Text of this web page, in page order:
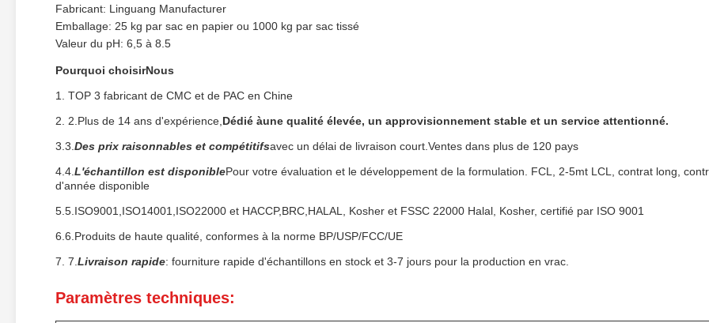
Fabricant: Linguang Manufacturer
Emballage: 25 kg par sac en papier ou 1000 kg par sac tissé
Valeur du pH: 6,5 à 8.5
Pourquoi choisirNous
1. TOP 3 fabricant de CMC et de PAC en Chine
2. 2.Plus de 14 ans d'expérience, Dédié àune qualité élevée, un approvisionnement stable et un service attentionné.
3.3. Des prix raisonnables et compétitifsavec un délai de livraison court.Ventes dans plus de 120 pays
4.4. L'échantillon est disponiblePour votre évaluation et le développement de la formulation. FCL, 2-5mt LCL, contrat long,
d'année disponible
5.5.ISO9001,ISO14001,ISO22000 et HACCP,BRC,HALAL, Kosher et FSSC 22000 Halal, Kosher, certifié par ISO 9001
6.6.Produits de haute qualité, conformes à la norme BP/USP/FCC/UE
7. 7. Livraison rapide: fourniture rapide d'échantillons en stock et 3-7 jours pour la production en vrac.
Paramètres techniques: